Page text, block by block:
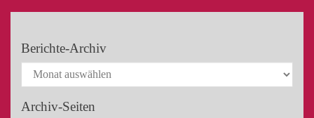
Berichte-Archiv
Archiv-Seiten